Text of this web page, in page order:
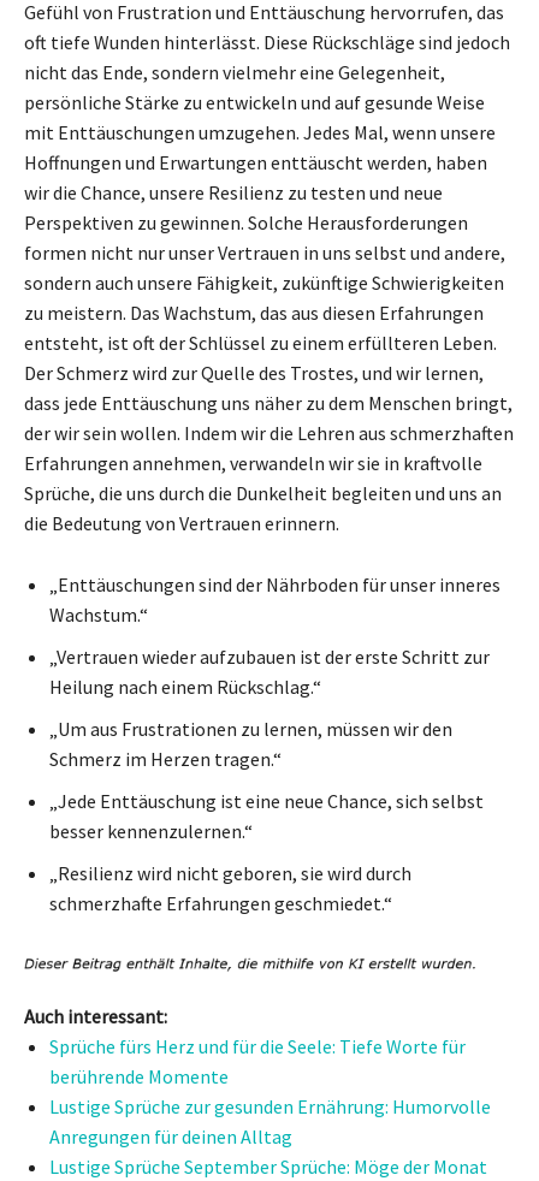
Gefühl von Frustration und Enttäuschung hervorrufen, das
oft tiefe Wunden hinterlässt. Diese Rückschläge sind jedoch
nicht das Ende, sondern vielmehr eine Gelegenheit,
persönliche Stärke zu entwickeln und auf gesunde Weise
mit Enttäuschungen umzugehen. Jedes Mal, wenn unsere
Hoffnungen und Erwartungen enttäuscht werden, haben
wir die Chance, unsere Resilienz zu testen und neue
Perspektiven zu gewinnen. Solche Herausforderungen
formen nicht nur unser Vertrauen in uns selbst und andere,
sondern auch unsere Fähigkeit, zukünftige Schwierigkeiten
zu meistern. Das Wachstum, das aus diesen Erfahrungen
entsteht, ist oft der Schlüssel zu einem erfüllteren Leben.
Der Schmerz wird zur Quelle des Trostes, und wir lernen,
dass jede Enttäuschung uns näher zu dem Menschen bringt,
der wir sein wollen. Indem wir die Lehren aus schmerzhaften
Erfahrungen annehmen, verwandeln wir sie in kraftvolle
Sprüche, die uns durch die Dunkelheit begleiten und uns an
die Bedeutung von Vertrauen erinnern.
„Enttäuschungen sind der Nährboden für unser inneres
Wachstum.“
„Vertrauen wieder aufzubauen ist der erste Schritt zur
Heilung nach einem Rückschlag.“
„Um aus Frustrationen zu lernen, müssen wir den
Schmerz im Herzen tragen.“
„Jede Enttäuschung ist eine neue Chance, sich selbst
besser kennenzulernen.“
„Resilienz wird nicht geboren, sie wird durch
schmerzhafte Erfahrungen geschmiedet.“
Auch interessant:
Sprüche fürs Herz und für die Seele: Tiefe Worte für
berührende Momente
Lustige Sprüche zur gesunden Ernährung: Humorvolle
Anregungen für deinen Alltag
Lustige Sprüche September Sprüche: Möge der Monat